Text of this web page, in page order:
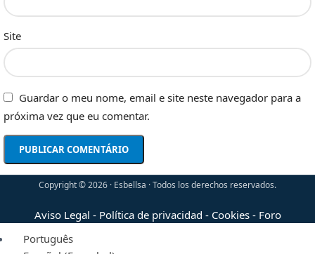
Site
Guardar o meu nome, email e site neste navegador para a
próxima vez que eu comentar.
Copyright © 2026 · Esbellsa · Todos los derechos reservados.
Aviso Legal - Política de privacidad - Cookies- Foro
Português